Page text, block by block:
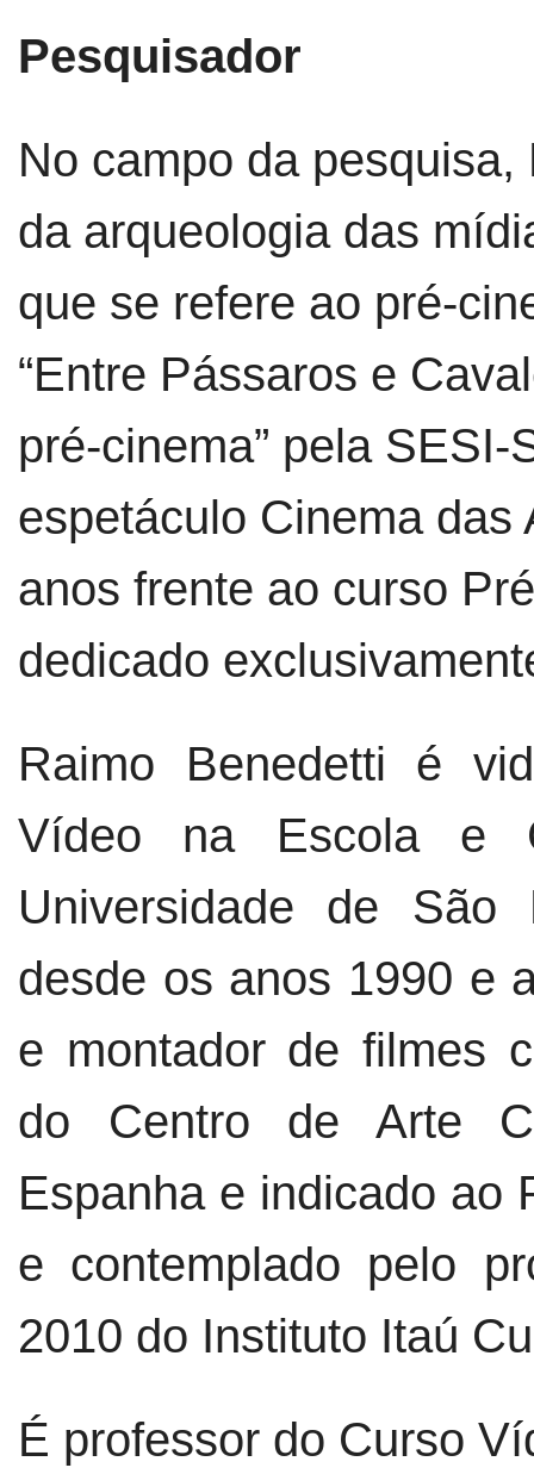
Pesquisador
No campo da
da arqueologia das
que se refere ao pré-
“Entre Pássaros e
pré-cinema” pela
espetáculo Cinema das
anos frente ao curso
dedicado
Raimo Benedetti é
Vídeo na Escola e
Universidade de São
desde os anos 1990 e
e montador de filmes
do Centro de Arte
Espanha e indicado ao
e contemplado pelo
2010 do Instituto Itaú
É professor do Curso